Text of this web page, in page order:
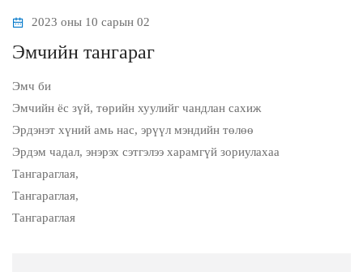
2023 оны 10 сарын 02
Эмчийн тангараг
Эмч би
Эмчийн ёс зүй, төрийн хуулийг чандлан сахиж
Эрдэнэт хүний амь нас, эрүүл мэндийн төлөө
Эрдэм чадал, энэрэх сэтгэлээ харамгүй зориулахаа
Тангараглая,
Тангараглая,
Тангараглая